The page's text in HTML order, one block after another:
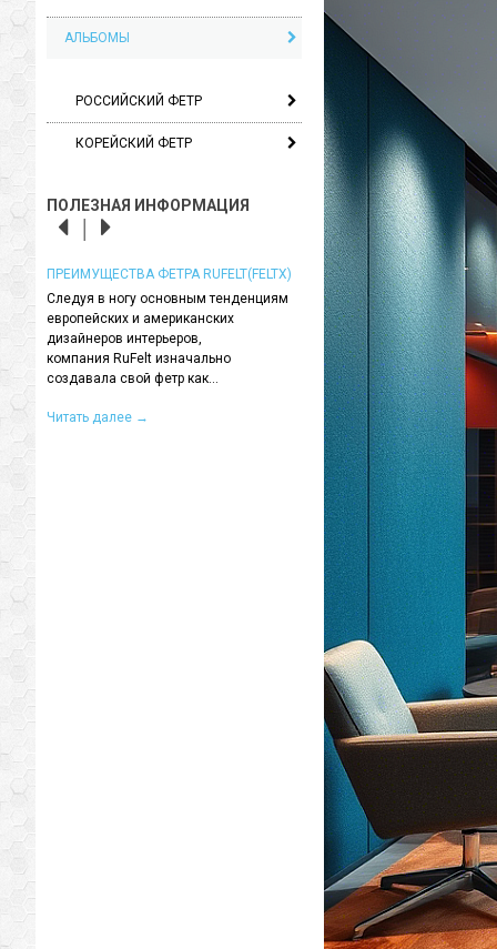
АЛЬБОМЫ
РОССИЙСКИЙ ФЕТР
КОРЕЙСКИЙ ФЕТР
ПОЛЕЗНАЯ ИНФОРМАЦИЯ
МЕБЕЛЬНАЯ ТКАНЬ ВОЙЛОК (ФЕТР,
ФИЛЬЦ) - ЧТО ЭТО?
Сначала, вкратце, о теории. Во-первых,
войлок - это не ткань. В его структуре не
переплетаются нити, поэтому
использование словосочетаний...
Читать далее →
О ПРОИЗВОДИТЕЛЕ
Компания "Фелтикс"(FELTX) -
российская компания,
специализирующаяся на
искусственном войлоке.
"Фелтикс"...
Читать далее→